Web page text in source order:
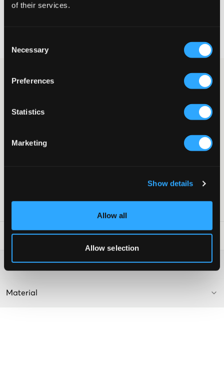
of their services.
Selection
Necessary
Preferences
Statistics
Marketing
Show details
Allow all
Allow selection
Leverans
Beigevit t-shirt i en mjuk och högkvalitativ bomullstrikå med en
stilren design. T-shirten pryds av en diskret broderad logotyp på
randiga detalj i nacken. Modellen har en klassisk rundhalsad
krage, korta ärmar och en bekväm, rak passform. Ett tidlöst
T-shirt med logobrodyr
Tvättråd:
Mer information om tvättråd
Material